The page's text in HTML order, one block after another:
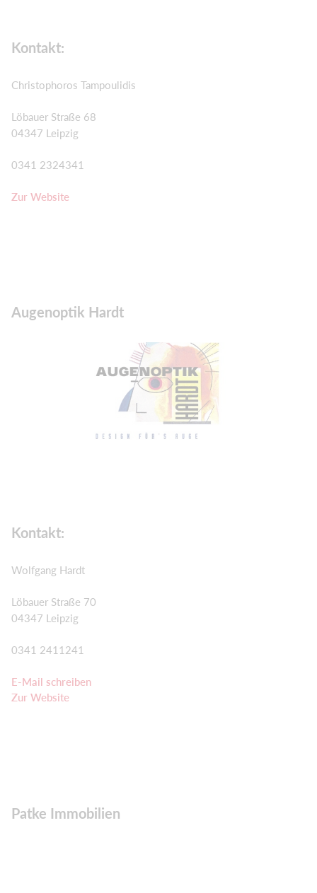
Kontakt:
Christophoros Tampoulidis
Löbauer Straße 68
04347 Leipzig
0341 2324341
Zur Website
Augenoptik Hardt
Kontakt:
Wolfgang Hardt
Löbauer Straße 70
04347 Leipzig
0341 2411241
E-Mail schreiben
Zur Website
Patke Immobilien